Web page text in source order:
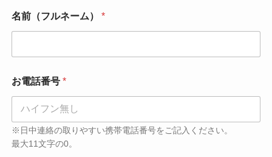
名前（フルネーム） *
お電話番号 *
※日中連絡の取りやすい携帯電話番号をご記入ください。
最大11文字の0。